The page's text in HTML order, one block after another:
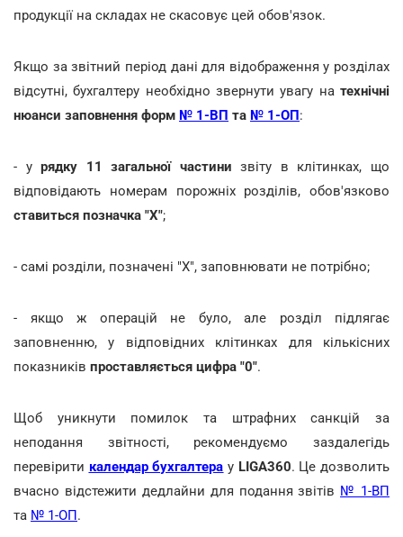
продукції на складах не скасовує цей обов'язок.
Якщо за звітний період дані для відображення у розділах
відсутні, бухгалтеру необхідно звернути увагу на технічні
нюанси заповнення форм № 1-ВП та № 1-ОП:
- урядку 11 загальної частини звіту в клітинках, що
відповідають номерам порожніх розділів, обов'язково
ставиться позначка "Х";
- самі розділи, позначені "Х", заповнювати не потрібно;
- якщо ж операцій не було, але розділ підлягає
заповненню, у відповідних клітинках для кількісних
показників проставляється цифра "0".
Щоб уникнути помилок та штрафних санкцій за
неподання звітності, рекомендуємо заздалегідь
перевірити календар бухгалтера у LIGA360. Це дозволить
вчасно відстежити дедлайни для подання звітів № 1-ВП
та № 1-ОП.